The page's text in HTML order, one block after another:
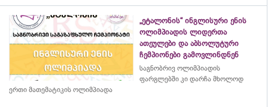
„ეტალონის“ ინგლისური ენის
ოლიმპიადის ლიდერთა
ათეულები და აბსოლუტური
ჩემპიონები გამოვლინდნენ
საგნობრივ ოლიმპიადის
ფარგლებში კი დარჩა მხოლოდ
ერთი მათემატიკის ოლიმპიადა